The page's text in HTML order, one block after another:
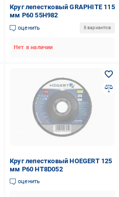
Круг лепестковый GRAPHITE 115
мм P60 55H982
оценить 6 вариантов
Нет в наличии
Круг лепестковый HOEGERT 125
мм P60 HT8D052
оценить